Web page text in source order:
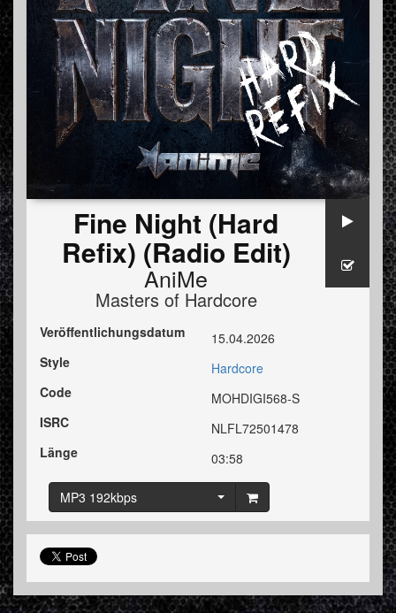
Fine Night (Hard
Refix) (Radio Edit)
AniMe
Masters of Hardcore
Veröffentlichungsdatum
15.04.2026
Style
Hardcore
Code
MOHDIGI568-S
ISRC
NLFL72501478
Länge
03:58
MP3 192kbps